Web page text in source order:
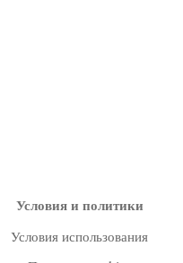
Условия и политики
Условия использования